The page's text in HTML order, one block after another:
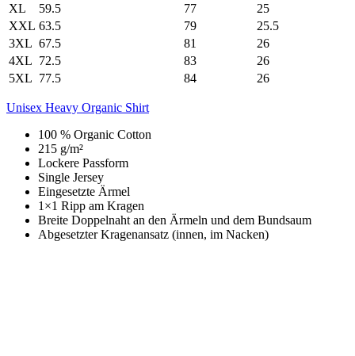
XL
59.5 77
25
XXL 63.5 79
25.5
3XL 67.5 81
26
4XL 72.5 83
26
5XL 77.5 84 26
Unisex Heavy Organic Shirt
100 % Organic Cotton
215 g/m²
Lockere Passform
Single Jersey
Eingesetzte Ärmel
1×1 Ripp am Kragen
Breite Doppelnaht an den Ärmeln und dem Bundsaum
Abgesetzter Kragenansatz (innen, im Nacken)